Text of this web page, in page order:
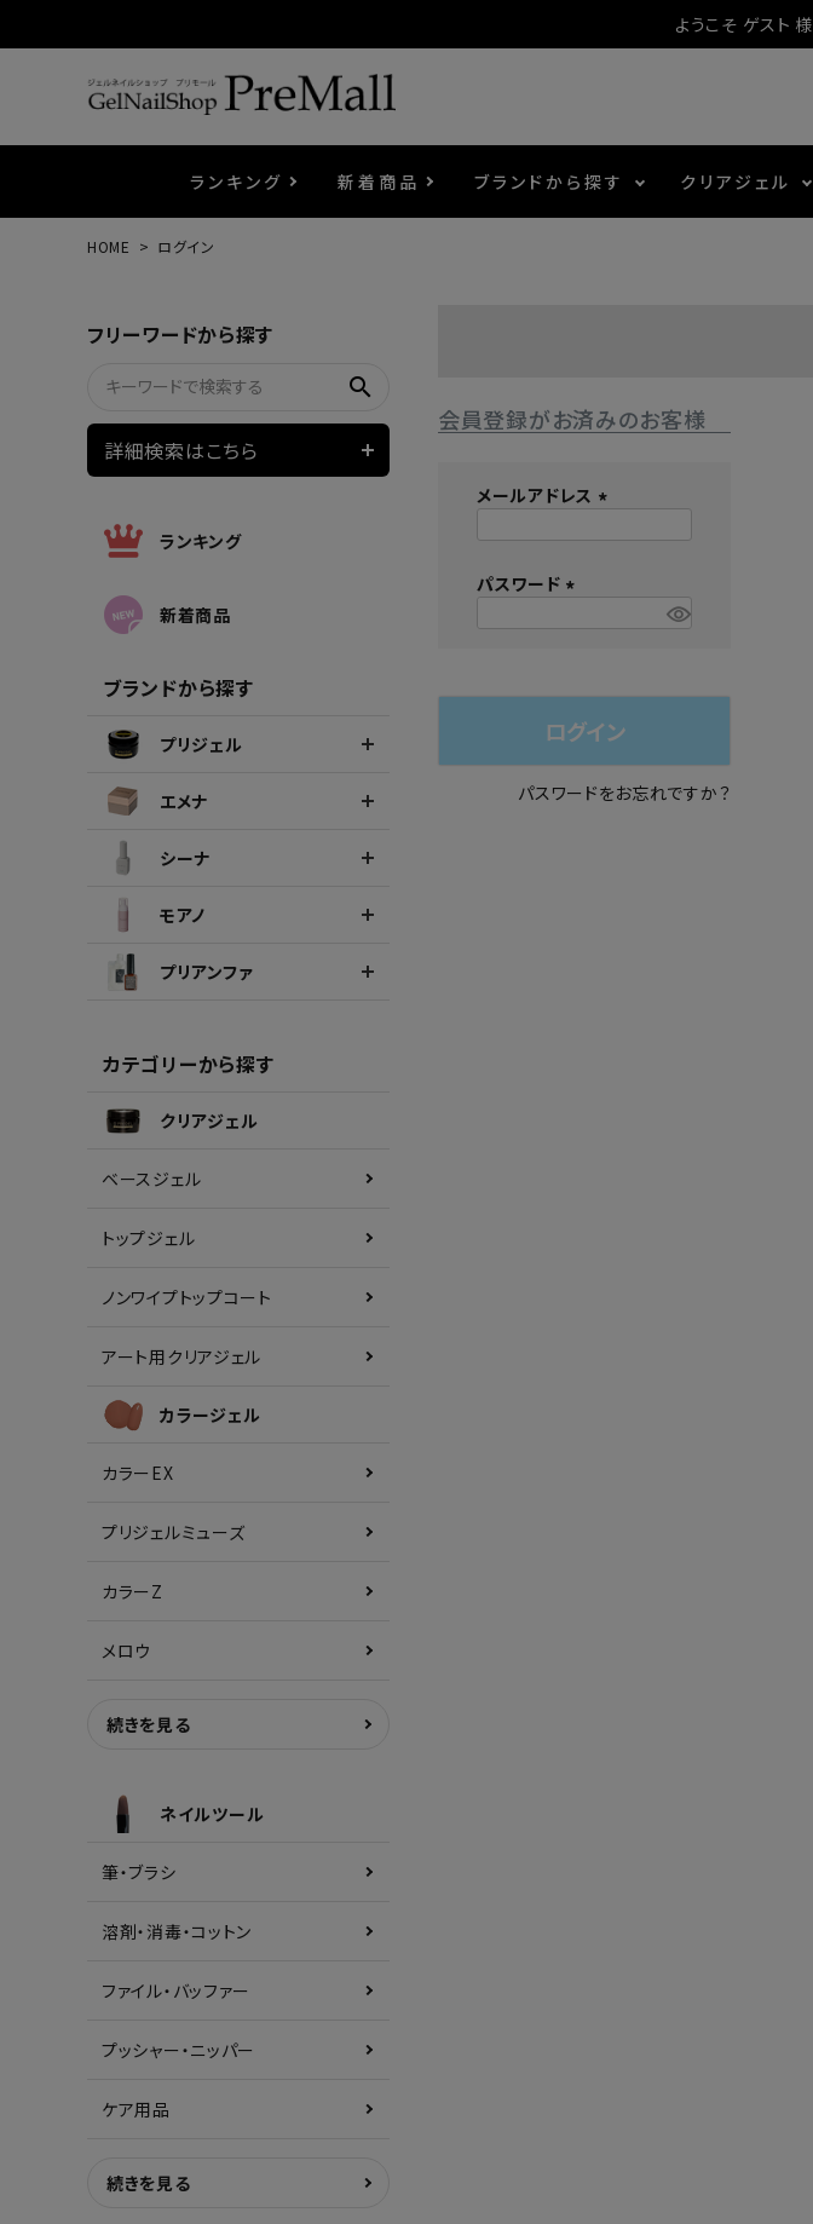
ようこそ ゲスト 様
ランキング 新着商品 ブランドから探す クリアジェル
ウェービージェル 3Dクレイジェル
ファージェル
ポリッシュ・マニキュア
ネイルマシン LEDライト
HOME ログイン
フリーワードから探す
search
詳細検索はこちら
ランキング
新着商品
ブランドから探す
プリジェル
エメナ
シーナ
モアノ
プリアンファ
カテゴリーから探す
クリアジェル
ベースジェル
トップジェル
ノンワイプトップコート
アート用クリアジェル
カラージェル
カラーEX
プリジェルミューズ
カラーZ
メロウ
続きを見る
ネイルツール
筆・ブラシ
溶剤・消毒・コットン
ファイル・バッファー
プッシャー・ニッパー
ケア用品
続きを見る
会員登録がお済みのお客様
メールアドレス
パスワード
)
ログイン
パスワードをお忘れですか？